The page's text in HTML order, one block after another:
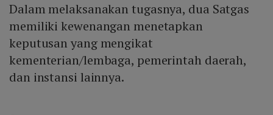
Dalam melaksanakan tugasnya, dua Satgas
memiliki kewenangan menetapkan
keputusan yang mengikat
kementerian/lembaga, pemerintah daerah,
dan instansi lainnya.